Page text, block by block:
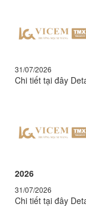
31/07/2026
Chi tiết tại đây
2026
31/07/2026
Chi tiết tại đây